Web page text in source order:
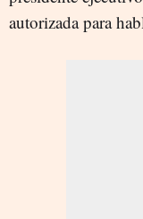
autorizada para